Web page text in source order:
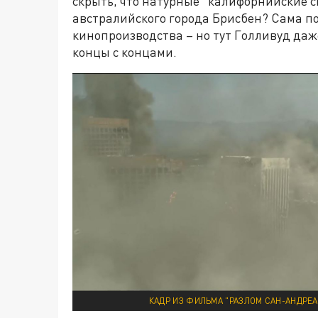
австралийского города Брисбен? Сама
кинопроизводства – но тут Голливуд
концы с концами.
КАДР ИЗ ФИЛЬМА "РАЗЛОМ САН-